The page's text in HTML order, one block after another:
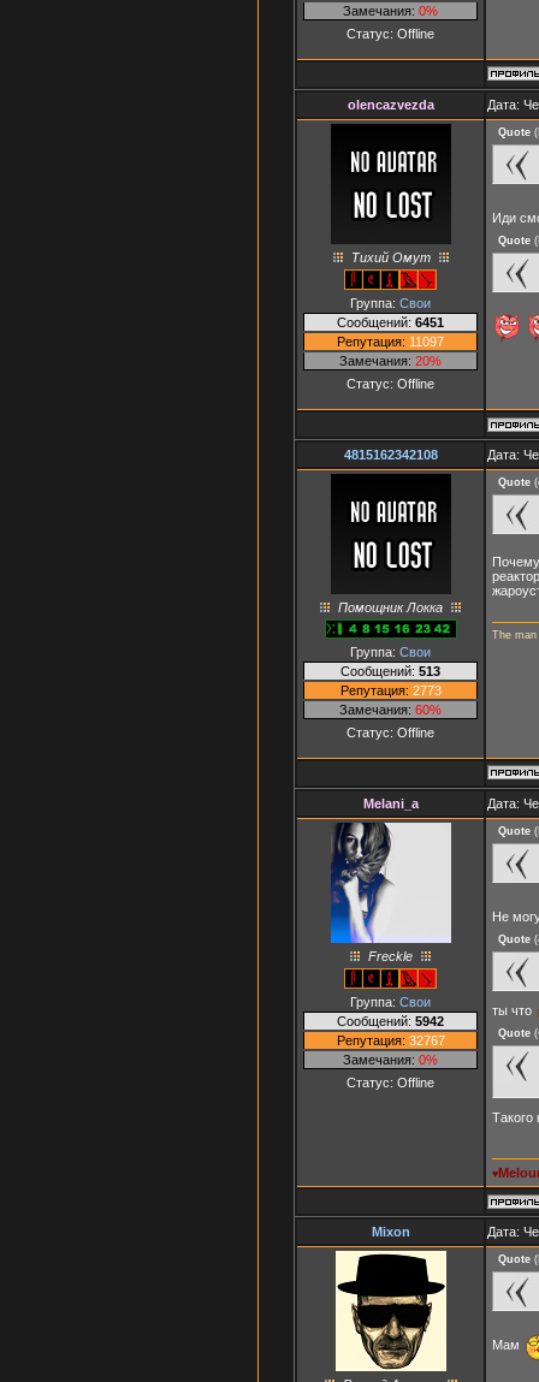
Замечания: 0%
Статус: Offline
olencazvezda Дата:
Тихий Омут
Группа: Свои
Сообщений: 6451
Репутация: 11097
Замечания: 20%
Статус: Offline
Quote (
Иди
Quote (
4815162342108 Дата:
Помощник Локка
Группа: Свои
Сообщений: 513
Репутация: 2773
Замечания: 60%
Статус: Offline
Quote (
The
Melani_a Дата:
Freckle
Группа: Свои
Сообщений: 5942
Репутация: 32767
Замечания: 0%
Статус: Offline
Quote (
Не
Quote (
ты что
Quote (
Такого
♥
Mixon Дата:
Quote (
Мам